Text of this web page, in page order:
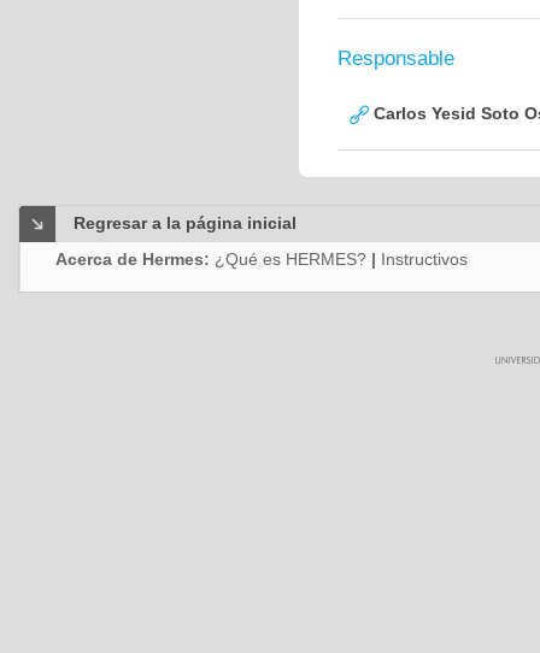
Responsable
Carlos Yesid Soto
Regresar a la página inicial
Acerca de Hermes: ¿Qué es HERMES? | Instructivos